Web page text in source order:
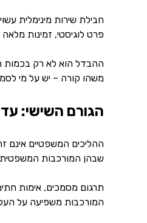
חבילת שירות מינימלית
פרט לוגיסטי, זמינות
ההבדל הוא לא רק בכמות
משהו קורה – יש על מי
הגורם השישי:
ההליכים המשפטיים אינם
שבהן המורכבות
תרגום מסמכים, אימות
המורכבות משפיעה על